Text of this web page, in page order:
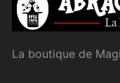
La boutique de